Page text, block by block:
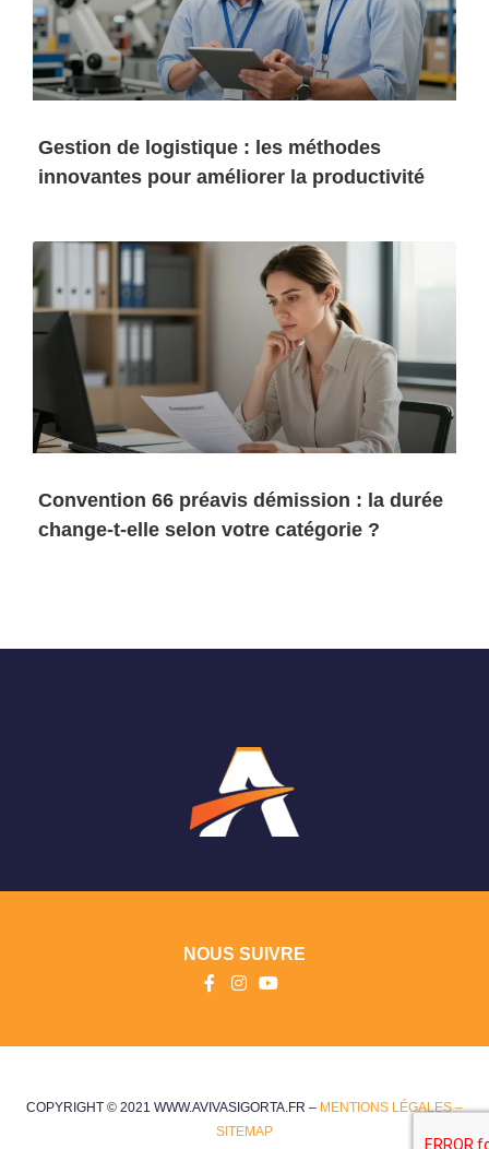
Gestion de logistique : les méthodes
innovantes pour améliorer la productivité
Convention 66 préavis démission : la durée
change-t-elle selon votre catégorie ?
NOUS SUIVRE
COPYRIGHT © 2021 WWW.AVIVASIGORTA.FR – MENTIONS LÉGALES –
SITEMAP